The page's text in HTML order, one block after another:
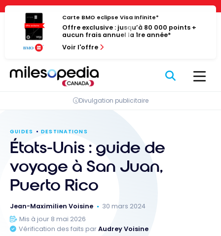
Panneau de gestion des cookies
Passer
contenu
Carte BMO eclipse Visa Infinite*
Offre exclusive : jusqu’à 80 000 points +
aucun frais annuel la 1re année*
Voir l'offre
Divulgation publicitaire
GUIDES DESTINATIONS
États-Unis : guide de
voyage à San Juan,
Puerto Rico
Jean-Maximilien Voisine
30 mars 2024
Mis à jour 8 mai 2026
Vérification des faits parAudrey Voisine